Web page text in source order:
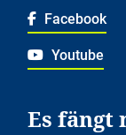
Facebook
Youtube
Es fängt